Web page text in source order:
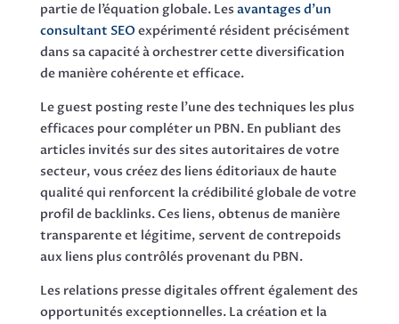
partie de l’équation globale. Les avantages d’un
consultant SEO expérimenté résident précisément
dans sa capacité à orchestrer cette diversification
de manière cohérente et efficace.
Le guest posting reste l’une des techniques les plus
efficaces pour compléter un PBN. En publiant des
articles invités sur des sites autoritaires de votre
secteur, vous créez des liens éditoriaux de haute
qualité qui renforcent la crédibilité globale de votre
profil de backlinks. Ces liens, obtenus de manière
transparente et légitime, servent de contrepoids
aux liens plus contrôlés provenant du PBN.
Les relations presse digitales offrent également des
opportunités exceptionnelles. La création et la